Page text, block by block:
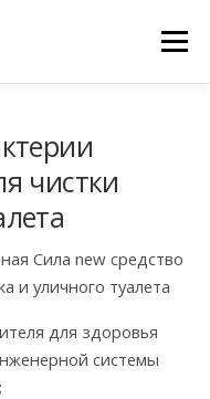
Меню
чистки
Сила new средство
и уличного туалета
для здоровья
системы